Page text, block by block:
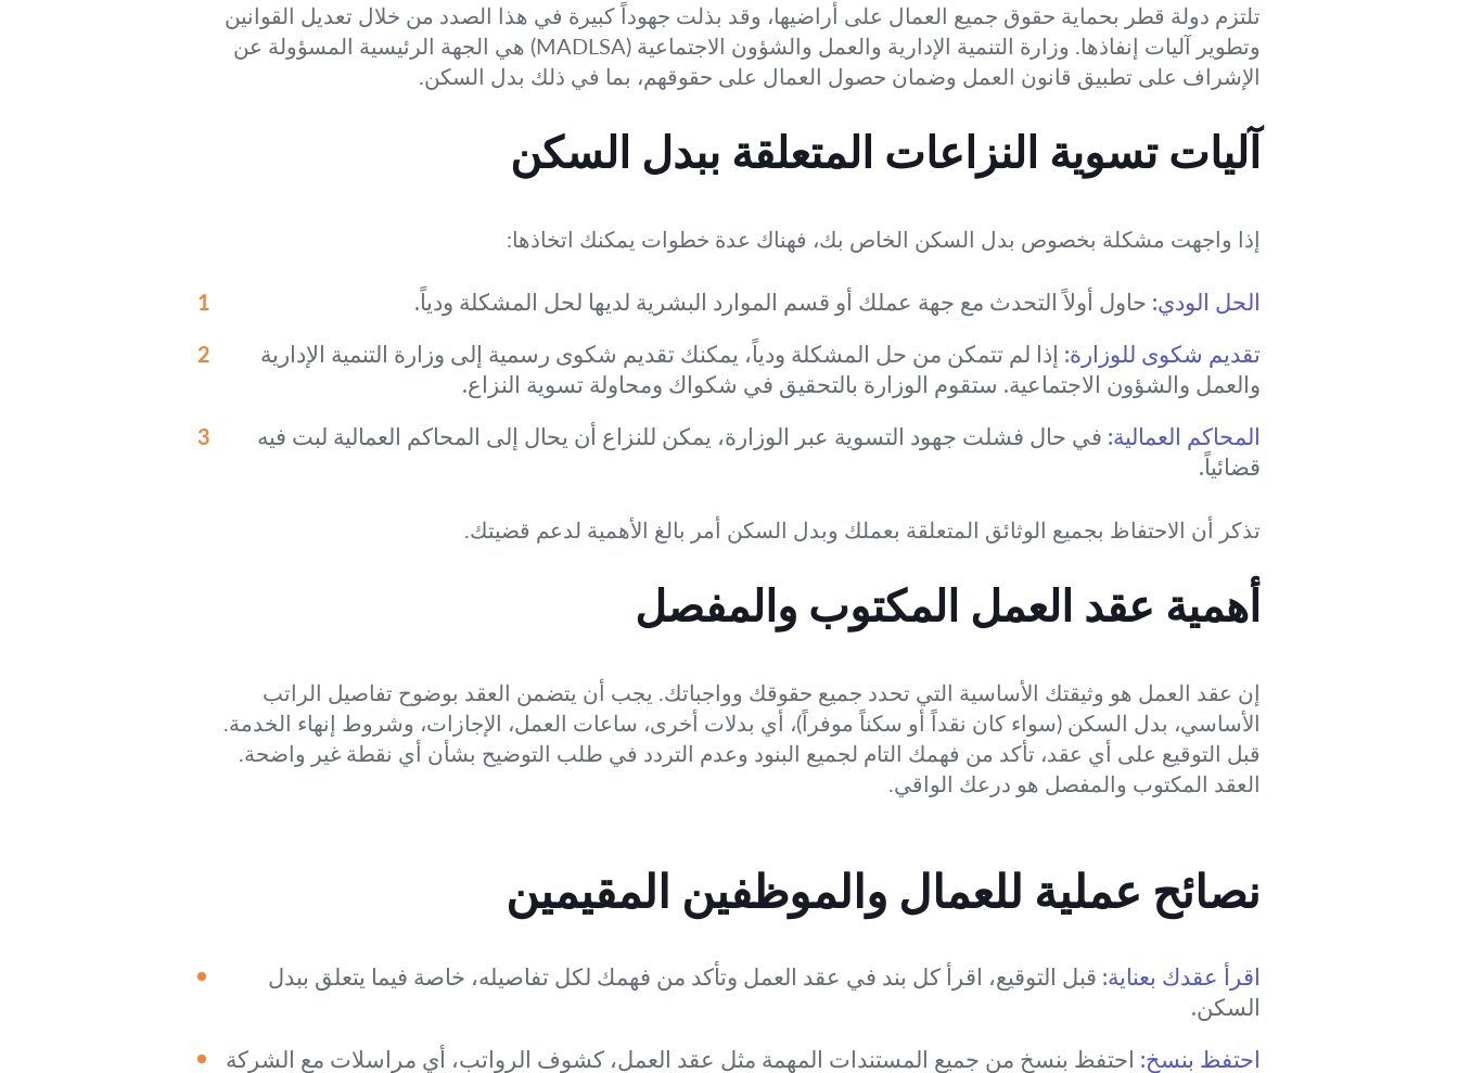
تلتزم دولة قطر بحماية حقوق جميع العمال على أراضيها، وقد بذلت جهوداً كبيرة في هذا الصدد من خلال تعديل القوانين
وتطوير آليات إنفاذها. وزارة التنمية الإدارية والعمل والشؤون الاجتماعية (MADLSA) هي الجهة الرئيسية المسؤولة عن
الإشراف على تطبيق قانون العمل وضمان حصول العمال على حقوقهم، بما في ذلك بدل السكن.
آليات تسوية النزاعات المتعلقة ببدل السكن
إذا واجهت مشكلة بخصوص بدل السكن الخاص بك، فهناك عدة خطوات يمكنك اتخاذها:
الحل الودي: حاول أولاً التحدث مع جهة عملك أو قسم الموارد البشرية لديها لحل المشكلة ودياً.
تقديم شكوى للوزارة: إذا لم تتمكن من حل المشكلة ودياً، يمكنك تقديم شكوى رسمية إلى وزارة التنمية الإدارية
والعمل والشؤون الاجتماعية. ستقوم الوزارة بالتحقيق في شكواك ومحاولة تسوية النزاع.
المحاكم العمالية: في حال فشلت جهود التسوية عبر الوزارة، يمكن للنزاع أن يحال إلى المحاكم العمالية لبت فيه
قضائياً.
تذكر أن الاحتفاظ بجميع الوثائق المتعلقة بعملك وبدل السكن أمر بالغ الأهمية لدعم قضيتك.
أهمية عقد العمل المكتوب والمفصل
إن عقد العمل هو وثيقتك الأساسية التي تحدد جميع حقوقك وواجباتك. يجب أن يتضمن العقد بوضوح تفاصيل الراتب
الأساسي، بدل السكن (سواء كان نقداً أو سكناً موفراً)، أي بدلات أخرى، ساعات العمل، الإجازات، وشروط إنهاء الخدمة.
قبل التوقيع على أي عقد، تأكد من فهمك التام لجميع البنود وعدم التردد في طلب التوضيح بشأن أي نقطة غير واضحة.
العقد المكتوب والمفصل هو درعك الواقي.
نصائح عملية للعمال والموظفين المقيمين
اقرأ عقدك بعناية: قبل التوقيع، اقرأ كل بند في عقد العمل وتأكد من فهمك لكل تفاصيله، خاصة فيما يتعلق ببدل
السكن.
احتفظ بنسخ: احتفظ بنسخ من جميع المستندات المهمة مثل عقد العمل، كشوف الرواتب، أي مراسلات مع الشركة